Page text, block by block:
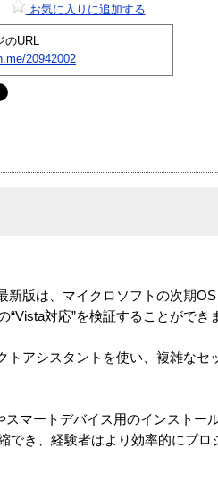
お気に入りに追加する
URL
20942002
版は、マイクロソフトの次期OS
対応”を検証することができ
アシスタントを使い、複雑なセ
マートデバイス用のインストー
でき、経験者はより効率的にプロ